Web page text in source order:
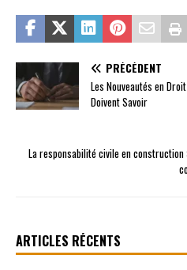
PRÉCÉDENT
Les Nouveautés en
Doivent Savoir
La responsabilité civile en
ARTICLES RÉCENTS